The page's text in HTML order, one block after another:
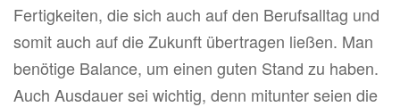
Fertigkeiten, die sich auch auf den Berufsalltag und
somit auch auf die Zukunft übertragen ließen. Man
benötige Balance, um einen guten Stand zu haben.
Auch Ausdauer sei wichtig, denn mitunter seien die